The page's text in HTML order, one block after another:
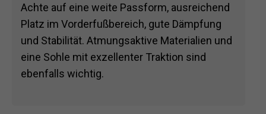
Achte auf eine weite Passform, ausreichend
Platz im Vorderfußbereich, gute Dämpfung
und Stabilität. Atmungsaktive Materialien und
eine Sohle mit exzellenter Traktion sind
ebenfalls wichtig.